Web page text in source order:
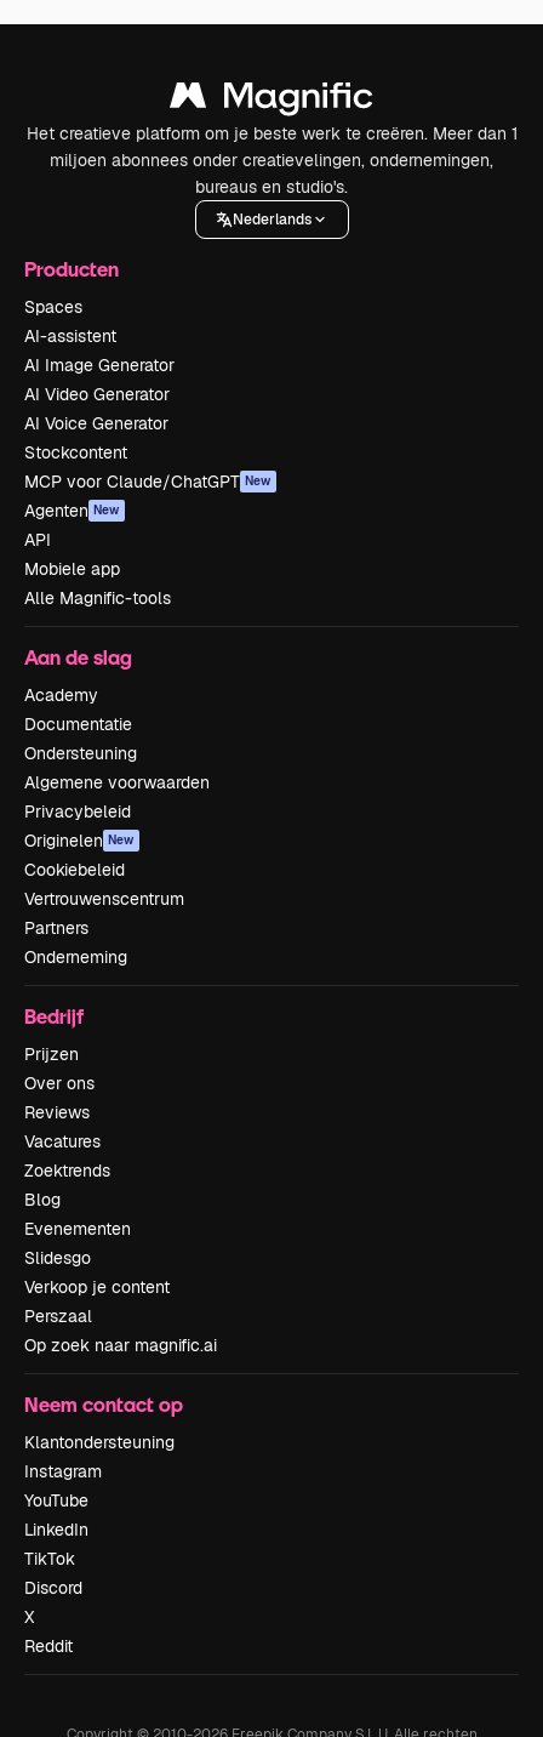
Het creatieve platform om je beste werk te creëren. Meer dan 1
miljoen abonnees onder creatievelingen, ondernemingen,
bureaus en studio's.
Nederlands
Producten
Spaces
AI-assistent
AI Image Generator
AI Video Generator
AI Voice Generator
Stockcontent
MCP voor Claude/ChatGPT New
Agenten New
API
Mobiele app
Alle Magnific-tools
Aan de slag
Academy
Documentatie
Ondersteuning
Algemene voorwaarden
Privacybeleid
Originelen New
Cookiebeleid
Vertrouwenscentrum
Partners
Onderneming
Bedrijf
Prijzen
Over ons
Reviews
Vacatures
Zoektrends
Blog
Evenementen
Slidesgo
Verkoop je content
Perszaal
Op zoek naar magnific.ai
Neem contact op
Klantondersteuning
Instagram
YouTube
LinkedIn
TikTok
Discord
X
Reddit